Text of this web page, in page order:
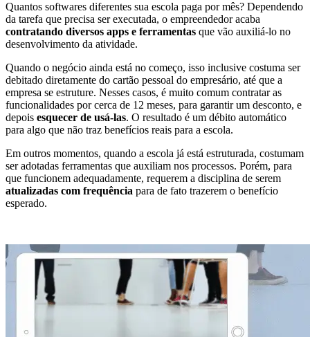
Quantos softwares diferentes sua escola paga por mês? Dependendo
da tarefa que precisa ser executada, o empreendedor acaba
contratando diversos apps e ferramentas que vão auxiliá-lo no
desenvolvimento da atividade.
Quando o negócio ainda está no começo, isso inclusive costuma ser
debitado diretamente do cartão pessoal do empresário, até que a
empresa se estruture. Nesses casos, é muito comum contratar as
funcionalidades por cerca de 12 meses, para garantir um desconto, e
depois esquecer de usá-las. O resultado é um débito automático
para algo que não traz benefícios reais para a escola.
Em outros momentos, quando a escola já está estruturada, costumam
ser adotadas ferramentas que auxiliam nos processos. Porém, para
que funcionem adequadamente, requerem a disciplina de serem
atualizadas com frequência para de fato trazerem o benefício
esperado.